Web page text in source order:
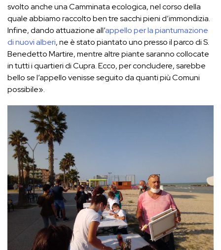
svolto anche una Camminata ecologica, nel corso della
quale abbiamo raccolto ben tre sacchi pieni d’immondizia.
Infine, dando attuazione all’appello per la piantumazione
di nuovi alberi, ne è stato piantato uno presso il parco di S.
Benedetto Martire, mentre altre piante saranno collocate
in tutti i quartieri di Cupra. Ecco, per concludere, sarebbe
bello se l’appello venisse seguito da quanti più Comuni
possibile».